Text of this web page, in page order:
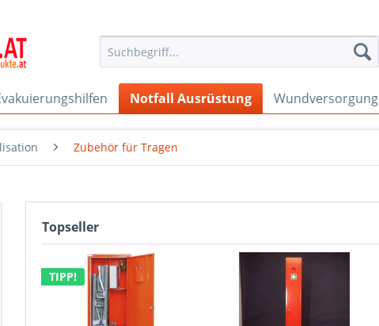
Notfall Ausrüstung Wundversorgung
Zubehör für Tragen
Topseller
TIPP!